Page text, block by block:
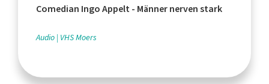
Comedian Ingo Appelt - Männer nerven stark
Audio VHS Moers